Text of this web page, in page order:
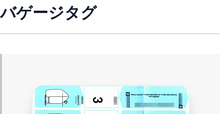
バゲージタグ